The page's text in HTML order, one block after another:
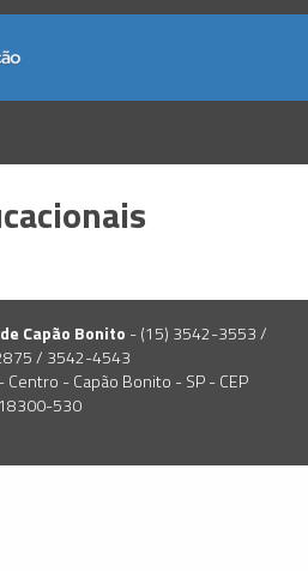
Capão Bonito - (15) 3542-3553 /
/ 3542-4543
- Capão Bonito - SP - CEP
18300-530